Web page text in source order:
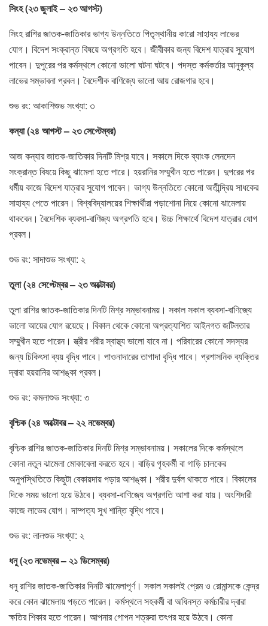
সিংহ (২৩ জুলাই – ২৩ আগস্ট)
সিংহ রাশির জাতক-জাতিকার ভাগ্য উন্নতিতে পিতৃস্থানীয় কারো সাহায্য লাভের
যোগ। বিদেশ সংক্রান্ত বিষয়ে অগ্রগতি হবে। জীবীকার জন্য বিদেশ যাত্রার সুযোগ
পাবেন। দুপুরের পর কর্মস্থলে কোনো ভালো ঘটনা ঘটবে। পদস্ত কর্মকর্তার আনুকূল্য
লাভের সম্ভাবনা প্রবল। বৈদেশীক বাণিজ্যে ভালো আয় রোজগার হবে।
শুভ রং: আকাশিশুভ সংখ্যা: ৩
কন্যা (২৪ আগস্ট – ২৩ সেপ্টেম্বর)
আজ কন্যার জাতক-জাতিকার দিনটি মিশ্র যাবে। সকালে দিকে ব্যাংক লেনদেন
সংক্রান্ত বিষয়ে কিছু ঝামেলা হতে পারে। হয়রানির সম্মুখীন হতে পারেন। দুপরের পর
ধর্মীয় কাজে বিদেশ যাত্রার সুযোগ পাবেন। ভাগ্য উন্নতিতে কোনো অতীন্দ্রিয় সাধকের
সাহায্য পেতে পারেন। বিশ্ববিদ্যালয়ের শিক্ষার্থীরা পড়াশোনা নিয়ে কোনো ঝামেলায়
থাকবেন। বৈদেশিক ব্যবসা-বাণিজ্য অগ্রগতি হবে। উচ্চ শিক্ষার্থে বিদেশ যাত্রার যোগ
প্রবল।
শুভ রং: সাদাশুভ সংখ্যা: ২
তুলা (২৪ সেপ্টেম্বর – ২৩ অক্টোবর)
তুলা রাশির জাতক-জাতিকার দিনটি মিশ্র সম্ভাবনাময়। সকাল সকাল ব্যবসা-বাণিজ্যে
ভালো আয়ের যোগ রয়েছে। বিকাল থেকে কোনো অপ্রত্যাশিত আইনগত জটিলতার
সম্মুখীন হতে পারেন। স্ত্রীর শরীর স্বাস্থ্য ভালো যাবে না। পরিবারের কোনো সদস্যর
জন্য চিকিৎসা ব্যয় বৃদ্ধি পাবে। পাওনাদারের তাগাদা বৃদ্ধি পাবে। প্রশাসনিক ব্যক্তির
দ্বারা হয়রানির আশঙ্কা প্রবল।
শুভ রং: কমলাশুভ সংখ্যা: ৩
বৃশ্চিক (২৪ অক্টোবর – ২২ নভেম্বর)
বৃশ্চিক রাশির জাতক-জাতিকার দিনটি মিশ্র সম্ভাবনাময়। সকালের দিকে কর্মস্থলে
কোনা নতুন ঝামেলা মোকাবেলা করতে হবে। বাড়ির গৃহকর্মী বা গাড়ি চালকের
অনুপস্থিতিতে কিছুটা বেকায়দায় পড়ার আশঙ্কা। শরীর দুর্বল থাকতে পারে। বিকালের
দিকে সময় ভালো হয়ে উঠবে। ব্যবসা-বাণিজ্যে অগ্রগতি আশা করা যায়। অংশিদারী
কাজে লাভের যোগ। দাম্পত্য সুখ শান্তি বৃদ্ধি পাবে।
শুভ রং: লালশুভ সংখ্যা: ২
ধনু (২৩ নভেম্বর – ২১ ডিসেম্বর)
ধনু রাশির জাতক-জাতিকার দিনটি ঝামেলাপূর্ণ। সকাল সকালই প্রেম ও রোমান্সকে কেন্দ্র
করে কোন ঝামেলায় পড়তে পারেন। কর্মস্থলে সহকর্মী বা অধিনস্ত কর্মচারীর দ্বারা
ক্ষতির শিকার হতে পারেন। আপনার গোপন শত্রুরা তৎপর হয়ে উঠবে। কোনা